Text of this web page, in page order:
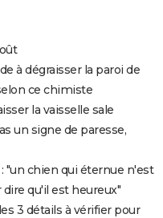
à dégraisser la paroi de
ce chimiste
la vaisselle sale
un signe de paresse,
"un chien qui éternue n'est
qu'il est heureux"
3 détails à vérifier pour